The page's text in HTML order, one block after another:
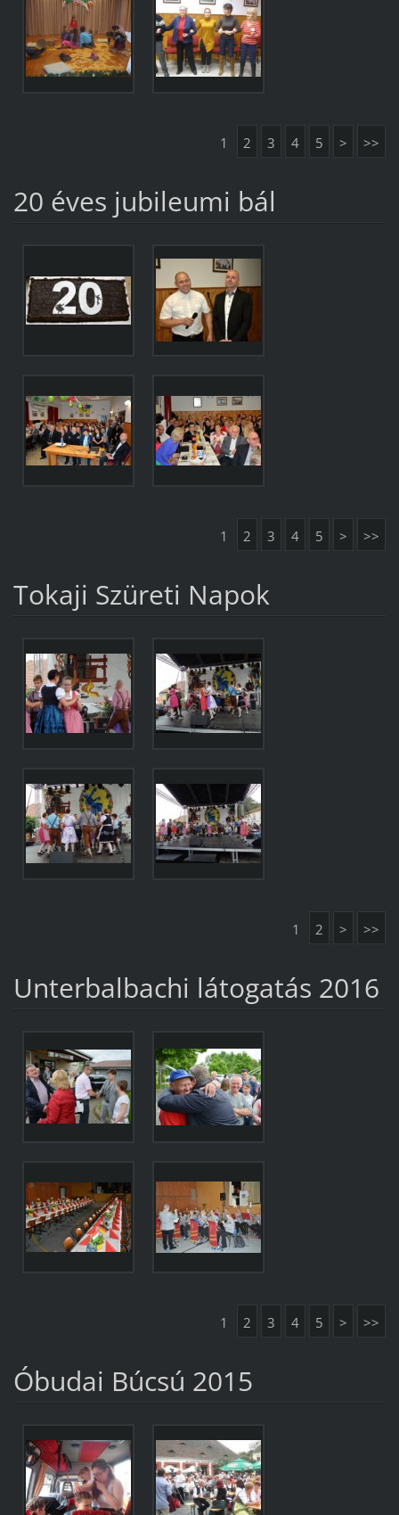
1 2 3 4 5 > >>
20 éves jubileumi bál
1 2 3 4 5 > >>
Tokaji Szüreti Napok
1 2 > >>
Unterbalbachi látogatás 2016
1 2 3 4 5 > >>
Óbudai Búcsú 2015